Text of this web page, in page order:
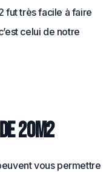
fut très facile à faire
celui de notre
20m2
vous permettre